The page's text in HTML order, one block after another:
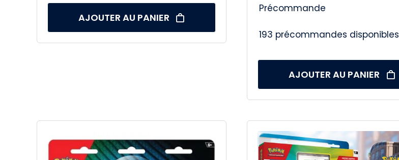
AJOUTER AU PANIER
Précommande
193 précommandes disponibles
AJOUTER AU PANIER